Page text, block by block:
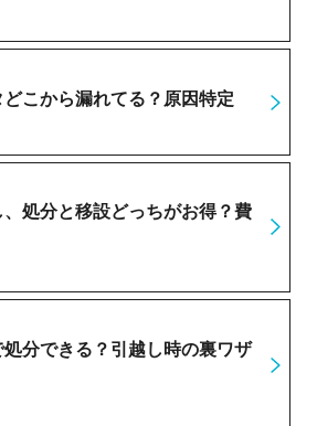
こから漏れてる？原因特定
処分と移設どっちがお得？費
分できる？引越し時の裏ワザ